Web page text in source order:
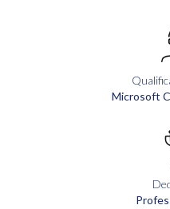
Microsoft